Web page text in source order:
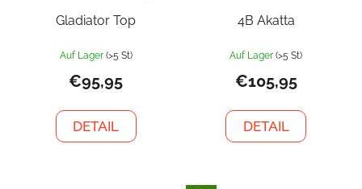
Gladiator Top
Auf Lager (>5 St)
€95,95
DETAIL
4B Akatta
Auf Lager (>5 St)
€105,95
DETAIL